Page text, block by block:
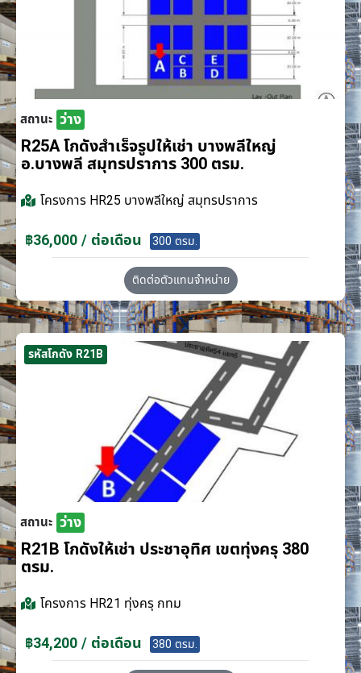
สถานะ ว่าง
R25A โกดังสำเร็จรูปให้เช่า บางพลีใหญ่
อ.บางพลี สมุทรปราการ 300 ตรม.
โครงการ HR25 บางพลีใหญ่ สมุทรปราการ
฿36,000 / ต่อเดือน 300 ตรม.
ติดต่อตัวแทนจำหน่าย
รหัสโกดัง R21B
สถานะ ว่าง
R21B โกดังให้เช่า ประชาอุทิศ เขตทุ่งครุ 380
ตรม.
โครงการ HR21 ทุ่งครุ กทม
฿34,200 / ต่อเดือน 380 ตรม.